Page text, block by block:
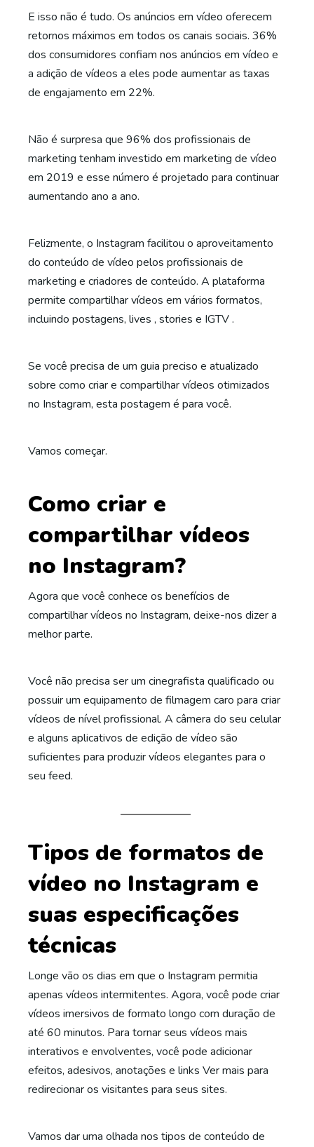
E isso não é tudo. Os anúncios em vídeo oferecem
retornos máximos em todos os canais sociais. 36%
dos consumidores confiam nos anúncios em vídeo e
a adição de vídeos a eles pode aumentar as taxas
de engajamento em 22%.
Não é surpresa que 96% dos profissionais de
marketing tenham investido em marketing de vídeo
em 2019 e esse número é projetado para continuar
aumentando ano a ano.
Felizmente, o Instagram facilitou o aproveitamento
do conteúdo de vídeo pelos profissionais de
marketing e criadores de conteúdo. A plataforma
permite compartilhar vídeos em vários formatos,
incluindo postagens, lives , stories e IGTV .
Se você precisa de um guia preciso e atualizado
sobre como criar e compartilhar vídeos otimizados
no Instagram, esta postagem é para você.
Vamos começar.
Como criar e
compartilhar vídeos
no Instagram?
Agora que você conhece os benefícios de
compartilhar vídeos no Instagram, deixe-nos dizer a
melhor parte.
Você não precisa ser um cinegrafista qualificado ou
possuir um equipamento de filmagem caro para criar
vídeos de nível profissional. A câmera do seu celular
e alguns aplicativos de edição de vídeo são
suficientes para produzir vídeos elegantes para o
seu feed.
Tipos de formatos de
vídeo no Instagram e
suas especificações
técnicas
Longe vão os dias em que o Instagram permitia
apenas vídeos intermitentes. Agora, você pode criar
vídeos imersivos de formato longo com duração de
até 60 minutos. Para tornar seus vídeos mais
interativos e envolventes, você pode adicionar
efeitos, adesivos, anotações e links Ver mais para
redirecionar os visitantes para seus sites.
Vamos dar uma olhada nos tipos de conteúdo de